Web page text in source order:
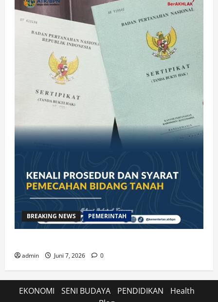
BREAKING NEWS PEMERINTAH
admin Juni 7, 2026 0
EKONOMI SENI BUDAYA PENDIDIKAN
Health